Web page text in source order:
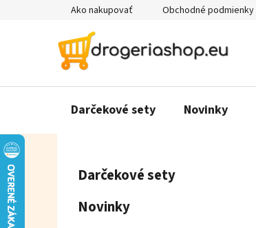
Ako nakupovať Obchodné podmienky
Darčekové sety Novinky
Preskočiť
kategórie
Darčekové sety
Novinky